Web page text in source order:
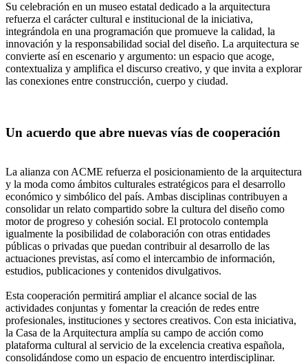
Su celebración en un museo estatal dedicado a la arquitectura
refuerza el carácter cultural e institucional de la iniciativa,
integrándola en una programación que promueve la calidad, la
innovación y la responsabilidad social del diseño. La arquitectura se
convierte así en escenario y argumento: un espacio que acoge,
contextualiza y amplifica el discurso creativo, y que invita a explorar
las conexiones entre construcción, cuerpo y ciudad.
Un acuerdo que abre nuevas vías de cooperación
La alianza con ACME refuerza el posicionamiento de la arquitectura
y la moda como ámbitos culturales estratégicos para el desarrollo
económico y simbólico del país. Ambas disciplinas contribuyen a
consolidar un relato compartido sobre la cultura del diseño como
motor de progreso y cohesión social. El protocolo contempla
igualmente la posibilidad de colaboración con otras entidades
públicas o privadas que puedan contribuir al desarrollo de las
actuaciones previstas, así como el intercambio de información,
estudios, publicaciones y contenidos divulgativos.
Esta cooperación permitirá ampliar el alcance social de las
actividades conjuntas y fomentar la creación de redes entre
profesionales, instituciones y sectores creativos. Con esta iniciativa,
la Casa de la Arquitectura amplía su campo de acción como
plataforma cultural al servicio de la excelencia creativa española,
consolidándose como un espacio de encuentro interdisciplinar.